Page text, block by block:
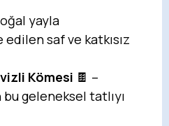
yayla
saf ve katkısız
Kömesi 🍫 –
geleneksel tatlıyı